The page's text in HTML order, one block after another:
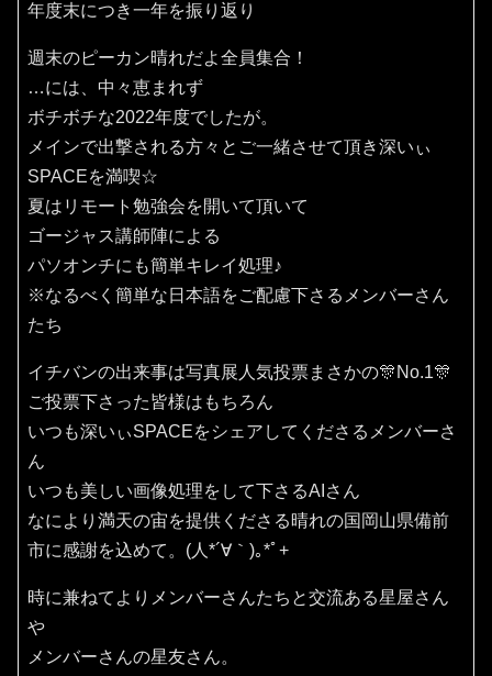
年度末につき一年を振り返り
週末のピーカン晴れだよ全員集合！
…には、中々恵まれず
ボチボチな2022年度でしたが。
メインで出撃される方々とご一緒させて頂き深いぃ
SPACEを満喫☆
夏はリモート勉強会を開いて頂いて
ゴージャス講師陣による
パソオンチにも簡単キレイ処理♪
※なるべく簡単な日本語をご配慮下さるメンバーさん
たち
イチバンの出来事は写真展人気投票まさかの🎊No.1🎊
ご投票下さった皆様はもちろん
いつも深いぃSPACEをシェアしてくださるメンバーさ
ん
いつも美しい画像処理をして下さるAIさん
なにより満天の宙を提供くださる晴れの国岡山県備前
市に感謝を込めて。(⁠人⁠*⁠´⁠∀⁠｀⁠)⁠｡⁠*ﾟ⁠+
時に兼ねてよりメンバーさんたちと交流ある星屋さん
や
メンバーさんの星友さん。